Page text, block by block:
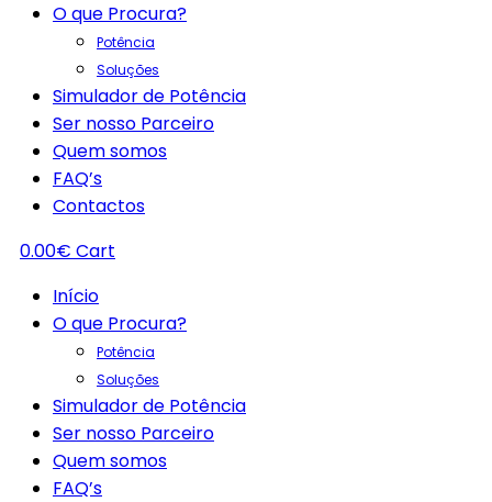
O que Procura?
Potência
Soluções
Simulador de Potência
Ser nosso Parceiro
Quem somos
FAQ’s
Contactos
0.00€ Cart
Início
O que Procura?
Potência
Soluções
Simulador de Potência
Ser nosso Parceiro
Quem somos
FAQ’s